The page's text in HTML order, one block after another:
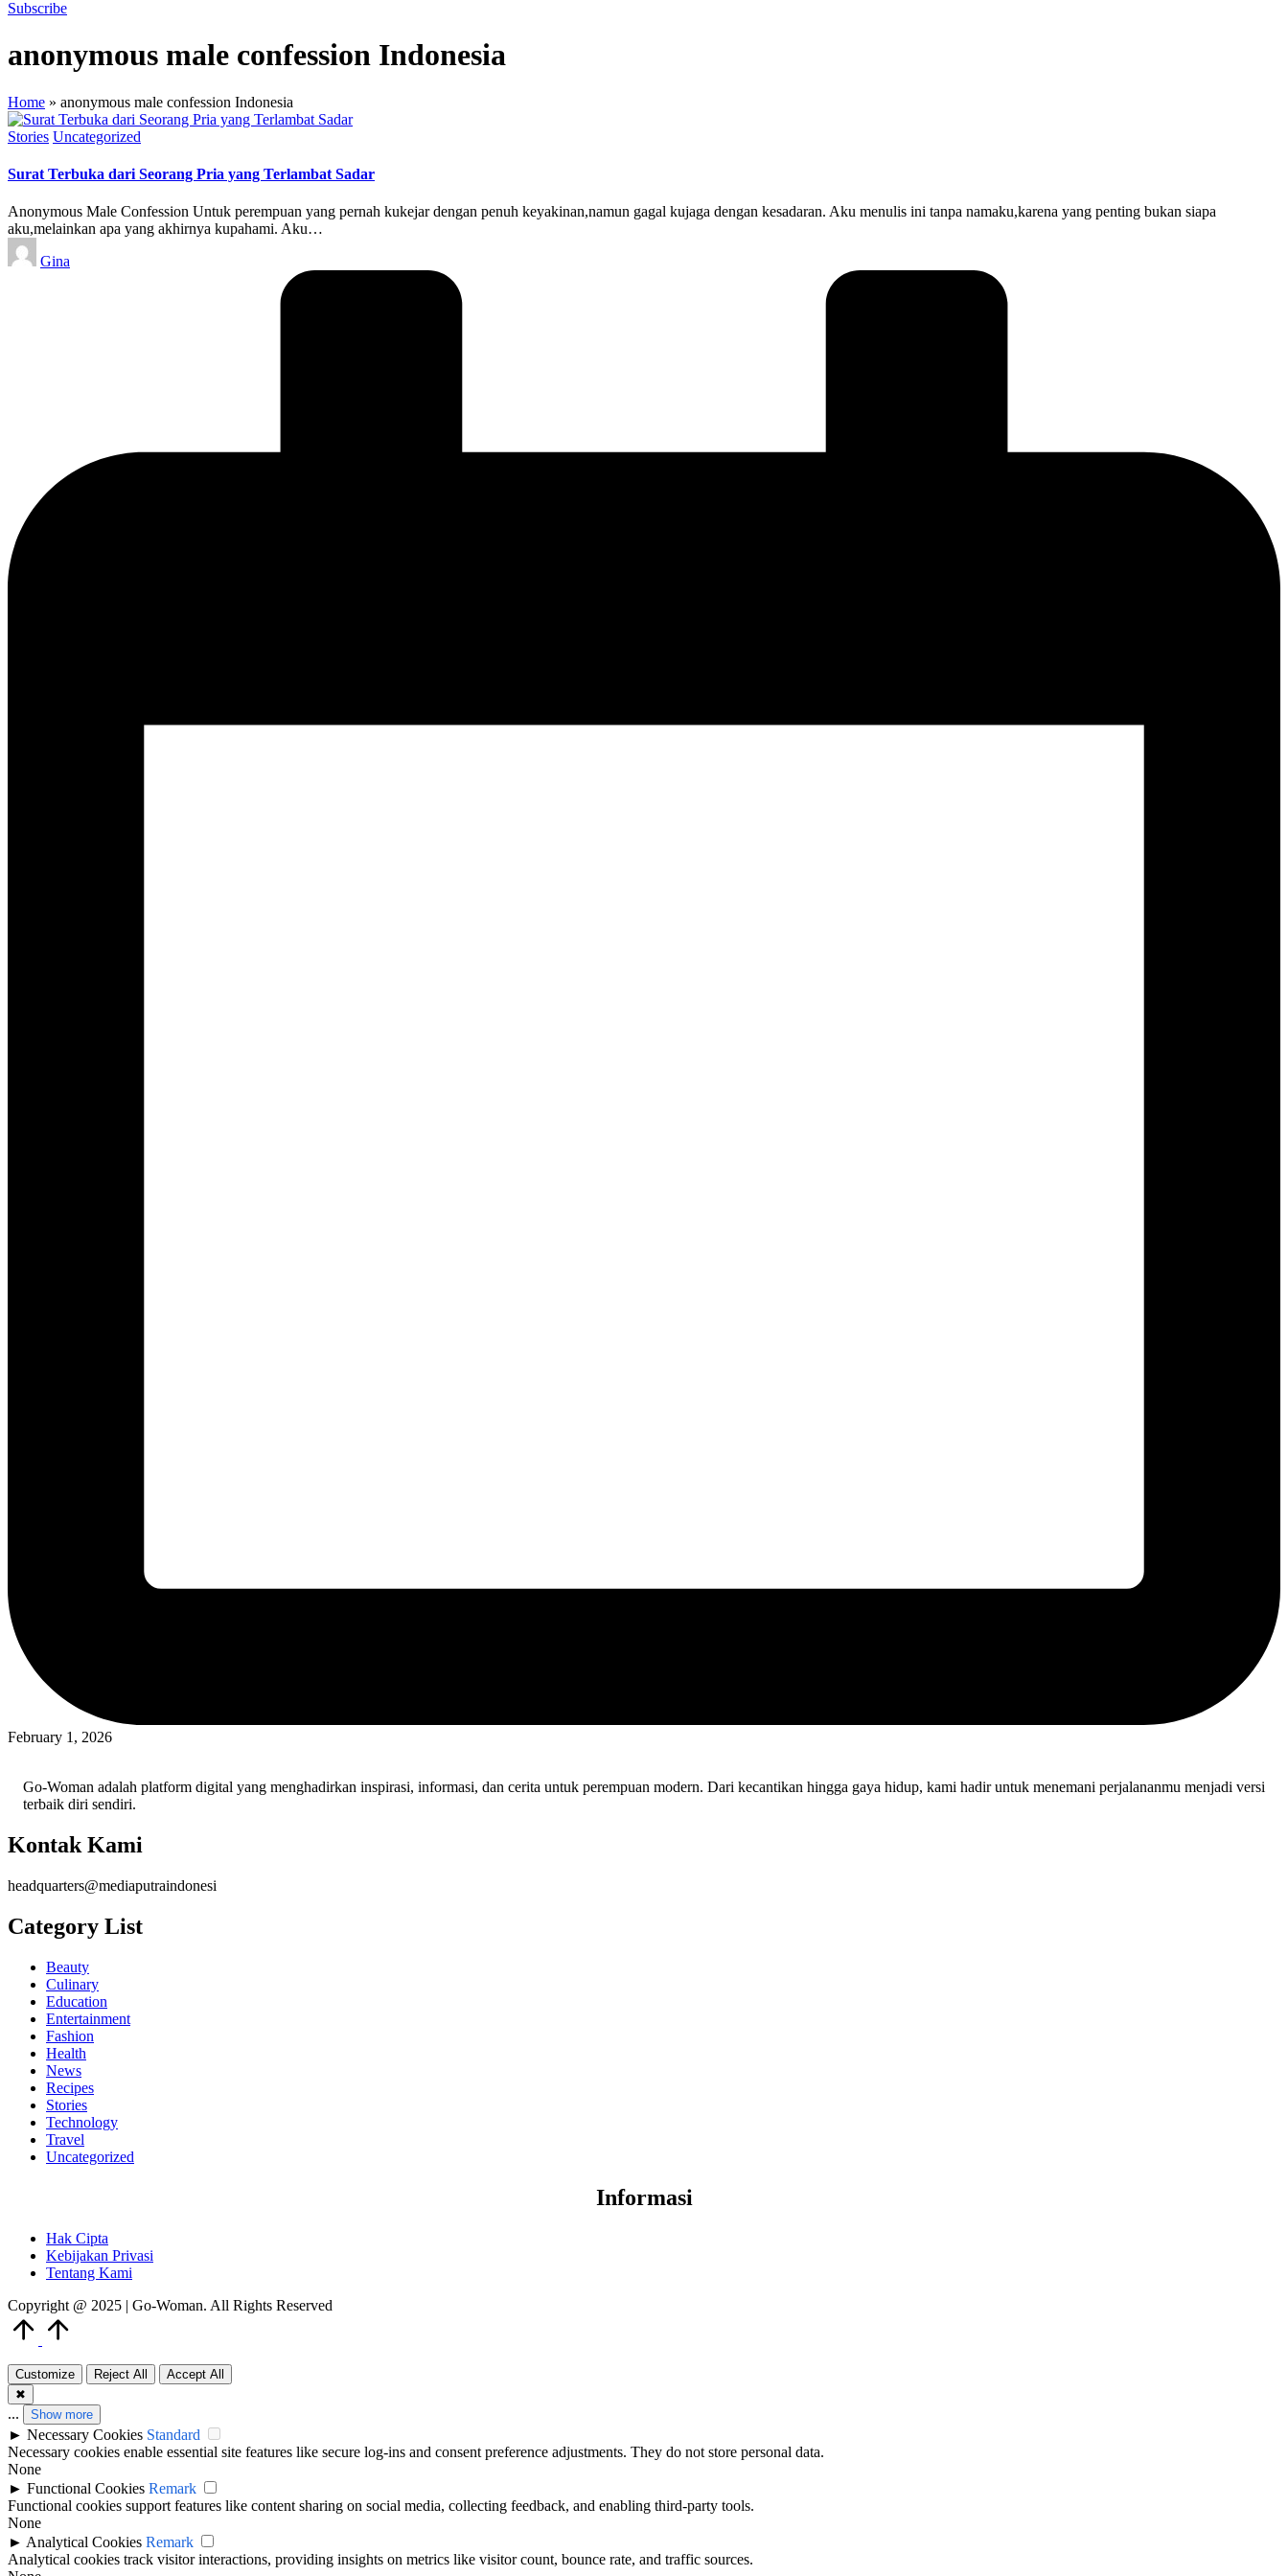
Subscribe
anonymous male confession Indonesia
Home » anonymous male confession Indonesia
Posted
Stories Uncategorized
Surat Terbuka dari Seorang Pria yang Terlambat Sadar
Anonymous Male Confession Untuk perempuan yang pernah kukejar dengan penuh keyakinan,namun gagal kujaga dengan kesadaran. Aku menulis ini tanpa namaku,karena yang penting bukan siapa
aku,melainkan apa yang akhirnya kupahami. Aku…
Posted
by
Gina
February 1, 2026
Go-Woman adalah platform digital yang menghadirkan inspirasi, informasi, dan cerita untuk perempuan modern. Dari kecantikan hingga gaya hidup, kami hadir untuk menemani perjalananmu menjadi versi
terbaik diri sendiri.
Kontak Kami
headquarters@mediaputraindonesi
Category List
Beauty
Culinary
Education
Entertainment
Fashion
Health
News
Recipes
Stories
Technology
Travel
Uncategorized
Informasi
Hak Cipta
Kebijakan Privasi
Tentang Kami
Copyright @ 2025 | Go-Woman. All Rights Reserved
Customize Reject All
Accept All
✖
... Show more
► Necessary Cookies Standard
Necessary cookies enable essential site features like secure log-ins and consent preference adjustments. They do not store personal data.
None
► Functional Cookies Remark
Functional cookies support features like content sharing on social media, collecting feedback, and enabling third-party tools.
None
► Analytical Cookies Remark
Analytical cookies track visitor interactions, providing insights on metrics like visitor count, bounce rate, and traffic sources.